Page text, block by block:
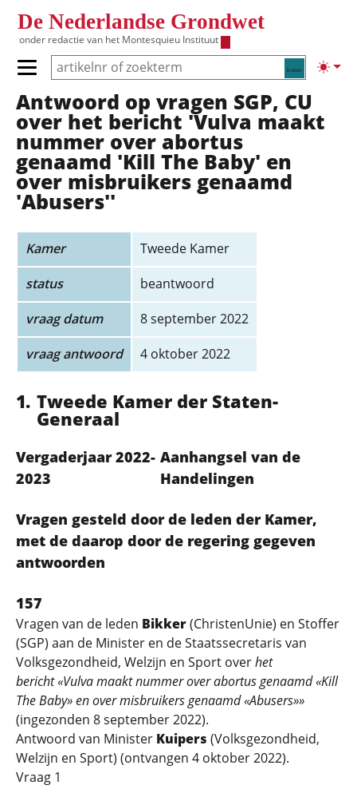
De Nederlandse Grondwet
onder redactie van het Montesquieu Instituut
Zoeken
Primair menu tonen/verbergen
Hoofdnavigatie
Antwoord op vragen SGP, CU
over het bericht 'Vulva maakt
nummer over abortus
genaamd 'Kill The Baby' en
over misbruikers genaamd
'Abusers''
Kamer
Tweede Kamer
status
beantwoord
vraag datum
8 september 2022
vraag antwoord
4 oktober 2022
Tweede Kamer der Staten-
Generaal
Vergaderjaar 2022-
2023
Aanhangsel van de
Handelingen
Vragen gesteld door de leden der Kamer,
met de daarop door de regering gegeven
antwoorden
157
Vragen van de leden Bikker(ChristenUnie) en Stoffer
(SGP) aan de Minister en de Staatssecretaris van
Volksgezondheid, Welzijn en Sport overhet
bericht «Vulva maakt nummer over abortus genaamd «Kill
The Baby» en over misbruikers genaamd «Abusers»»
(ingezonden 8 september 2022).
Antwoord van Minister Kuipers (Volksgezondheid,
Welzijn en Sport) (ontvangen 4 oktober 2022).
Vraag 1